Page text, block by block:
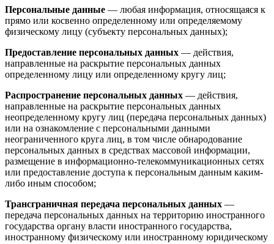
Персональные данные — любая информация, относящаяся к
прямо или косвенно определенному или определяемому
физическому лицу (субъекту персональных данных);
Предоставление персональных данных — действия,
направленные на раскрытие персональных данных
определенному лицу или определенному кругу лиц;
Распространение персональных данных — действия,
направленные на раскрытие персональных данных
неопределенному кругу лиц (передача персональных данных)
или на ознакомление с персональными данными
неограниченного круга лиц, в том числе обнародование
персональных данных в средствах массовой информации,
размещение в информационно-телекоммуникационных сетях
или предоставление доступа к персональным данным каким-
либо иным способом;
Трансграничная передача персональных данных —
передача персональных данных на территорию иностранного
государства органу власти иностранного государства,
иностранному физическому или иностранному юридическому